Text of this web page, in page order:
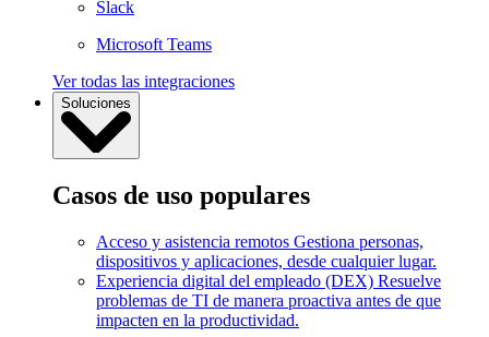
Slack
Microsoft Teams
Ver todas las integraciones
Soluciones
Casos de uso populares
Acceso y asistencia remotos Gestiona personas,
dispositivos y aplicaciones, desde cualquier lugar.
Experiencia digital del empleado (DEX) Resuelve
problemas de TI de manera proactiva antes de que
impacten en la productividad.